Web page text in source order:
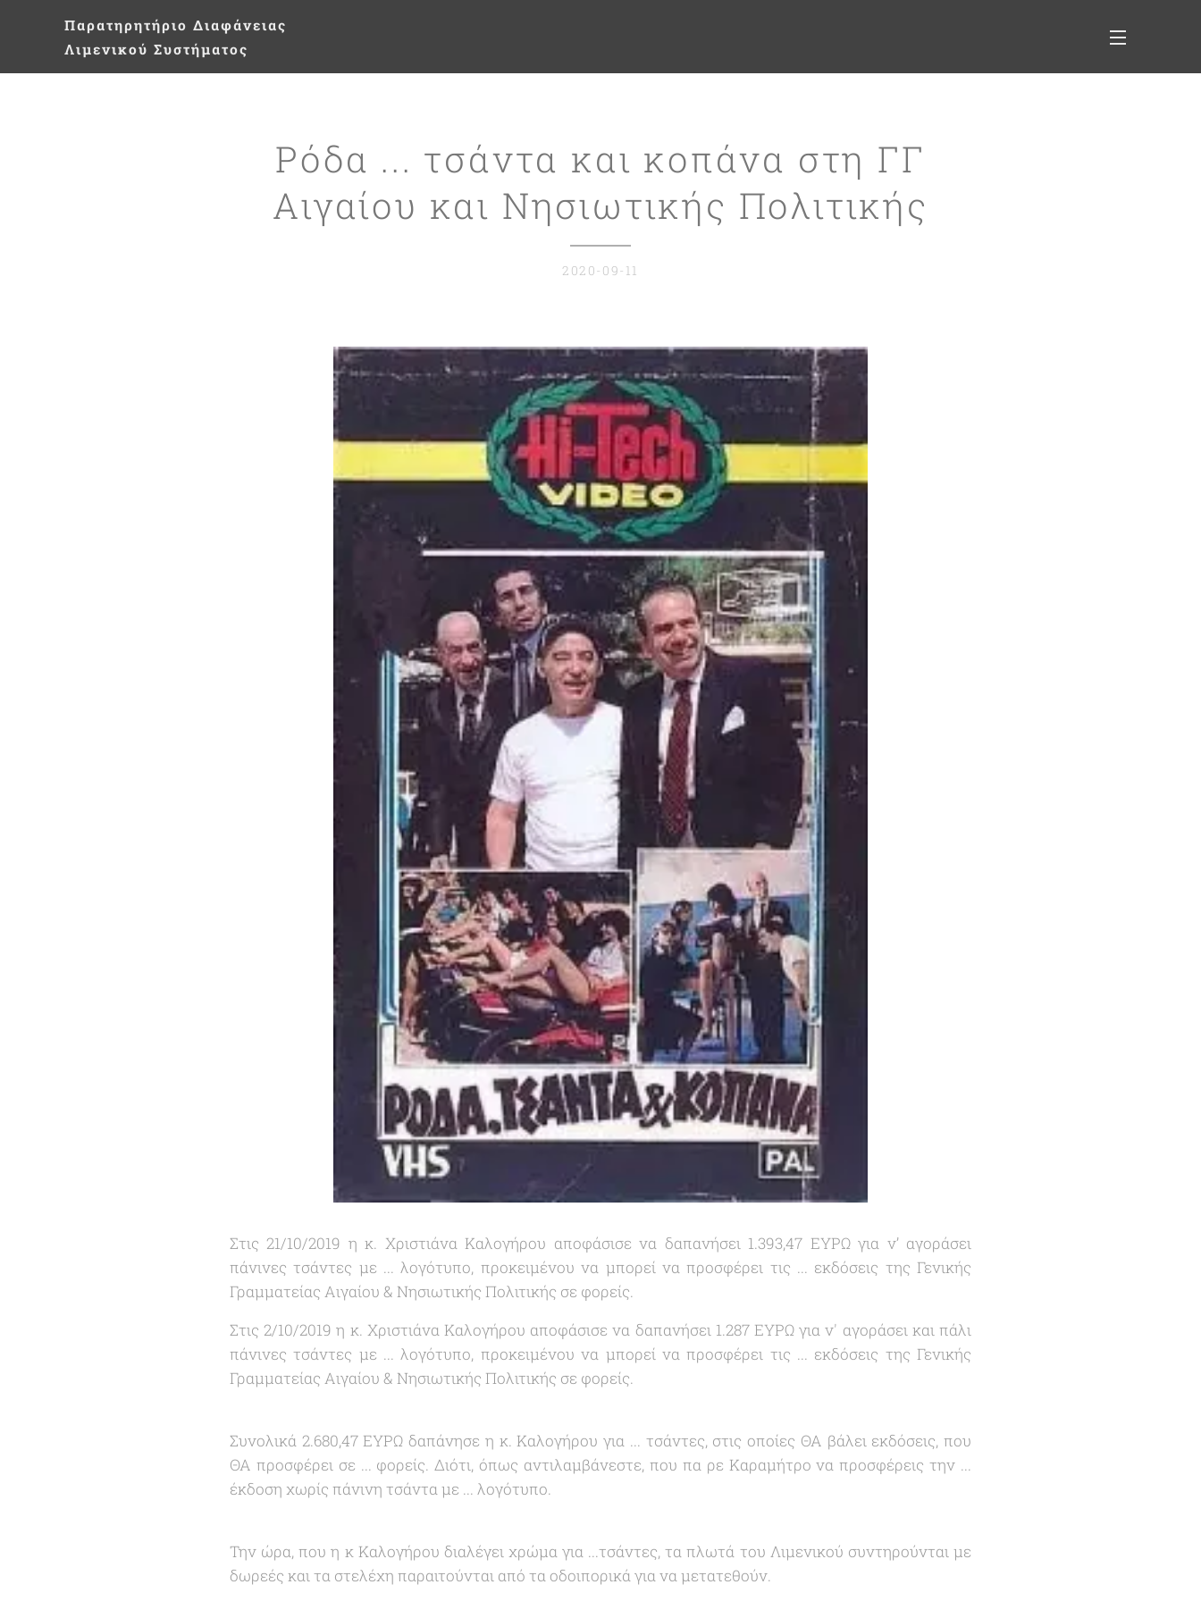
Παρατηρητήριο Διαφάνειας
Λιμενικού Συστήματος
Ρόδα ... τσάντα και κοπάνα στη ΓΓ
Αιγαίου και Νησιωτικής Πολιτικής
2020-09-11
Στις 21/10/2019 η κ. Χριστιάνα Καλογήρου αποφάσισε να δαπανήσει 1.393,47 ΕΥΡΩ για ν’ αγοράσει
πάνινες τσάντες με ... λογότυπο, προκειμένου να μπορεί να προσφέρει τις ... εκδόσεις της Γενικής
Γραμματείας Αιγαίου & Νησιωτικής Πολιτικής σε φορείς.
Στις 2/10/2019 η κ. Χριστιάνα Καλογήρου αποφάσισε να δαπανήσει 1.287 ΕΥΡΩ για ν' αγοράσει και πάλι
πάνινες τσάντες με ... λογότυπο, προκειμένου να μπορεί να προσφέρει τις ... εκδόσεις της Γενικής
Γραμματείας Αιγαίου & Νησιωτικής Πολιτικής σε φορείς.
Συνολικά 2.680,47 ΕΥΡΩ δαπάνησε η κ. Καλογήρου για ... τσάντες, στις οποίες ΘΑ βάλει εκδόσεις, που
ΘΑ προσφέρει σε ... φορείς. Διότι, όπως αντιλαμβάνεστε, που πα ρε Καραμήτρο να προσφέρεις την ...
έκδοση χωρίς πάνινη τσάντα με ... λογότυπο.
Την ώρα, που η κ Καλογήρου διαλέγει χρώμα για ...τσάντες, τα πλωτά του Λιμενικού συντηρούνται με
δωρεές και τα στελέχη παραιτούνται από τα οδοιπορικά για να μετατεθούν.